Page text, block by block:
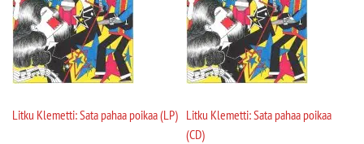
Litku Klemetti: Sata pahaa poikaa (LP) Litku Klemetti: Sata pahaa poikaa
(CD)